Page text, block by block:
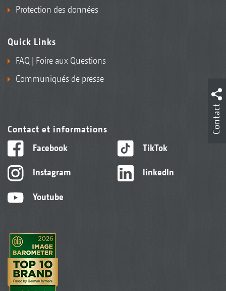
Protection des données
Quick Links
FAQ | Foire aux Questions
Communiqués de presse
Contact et informations
Facebook
Instagram
Youtube
TikTok
linkedIn
Contact